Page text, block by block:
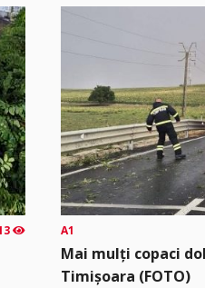
A1
Mai mulți copaci
Timișoara (FOTO)